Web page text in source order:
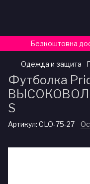
Безкоштовна
Одежда и защита
Футболка
S
Артикул: CLO-75-27